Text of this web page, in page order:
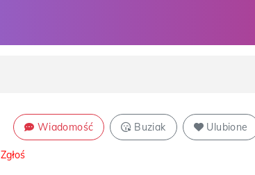
Wiadomość Buziak Ulubione
Zgłoś